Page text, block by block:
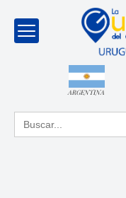
ARGENTINA
Buscar: